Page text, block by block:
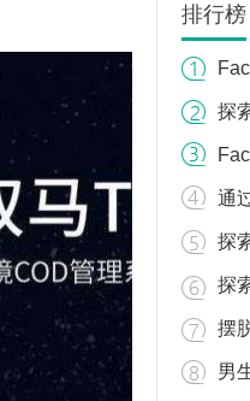
排行榜
通
探
探
男